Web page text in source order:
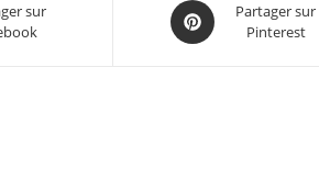
sur
Partager sur
Pinterest